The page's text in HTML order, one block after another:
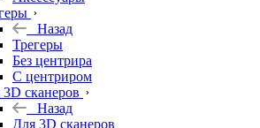
Назад
Трегеры
Без центрира
С центриром
сканеров
Назад
Для 3D сканеров